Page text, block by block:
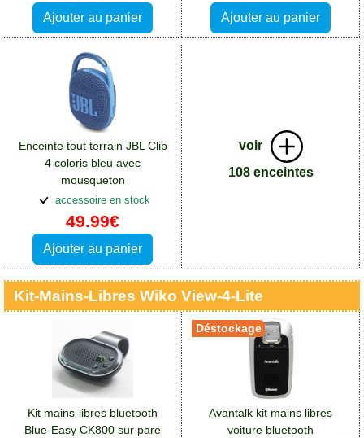
Ajouter au panier Ajouter au panier
Enceinte tout terrain JBL Clip
4 coloris bleu avec
mousqueton
métallique:Accessoires Wiko
View 4 Lite
accessoire en stock
49.99€
Ajouter au panier
voir
108 enceintes
Kit-Mains-Libres Wiko View-4-Lite
Kit mains-libres bluetooth
Blue-Easy CK800 sur pare
Avantalk kit mains libres
voiture bluetooth
Déstockage